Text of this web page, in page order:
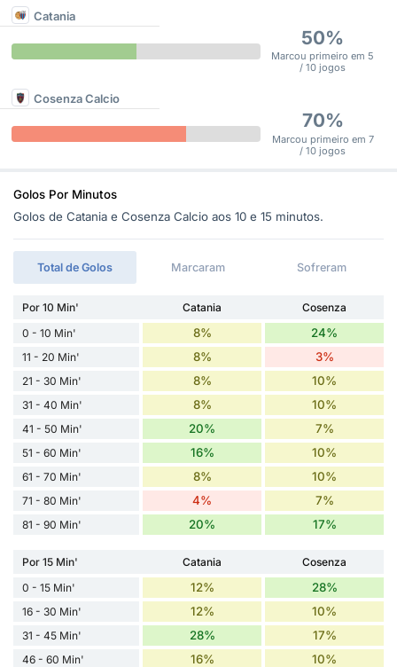
Catania
50%
Marcou primeiro em 5
/ 10 jogos
Cosenza Calcio
70%
Marcou primeiro em 7
/ 10 jogos
Golos Por Minutos
Golos de Catania e Cosenza Calcio aos 10 e 15 minutos.
Total de Golos Marcaram Sofreram
Por 10 Min' Catania
Cosenza
0 - 10 Min'
8% 24%
11 - 20 Min' 8% 3%
21 - 30 Min' 8% 10%
31 - 40 Min' 8% 10%
41 - 50 Min' 20% 7%
51 - 60 Min' 16% 10%
61 - 70 Min' 8% 10%
71 - 80 Min' 4% 7%
81 - 90 Min' 20% 17%
Por 15 Min' Catania
Cosenza
0 - 15 Min'
12% 28%
16 - 30 Min' 12% 10%
31 - 45 Min' 28% 17%
46 - 60 Min' 16% 10%